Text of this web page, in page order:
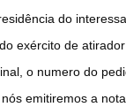
do
exército de
o numero do
emitiremos a